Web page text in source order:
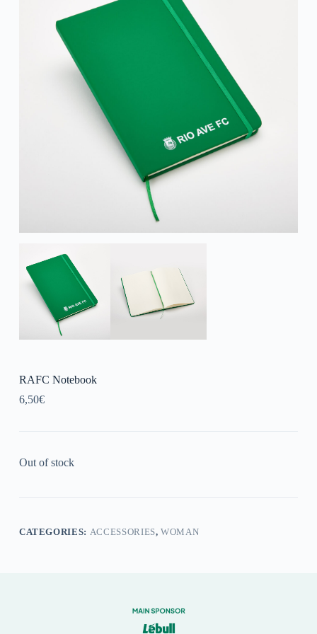
RAFC Notebook
6,50€
Out of stock
CATEGORIES: ACCESSORIES,WOMAN